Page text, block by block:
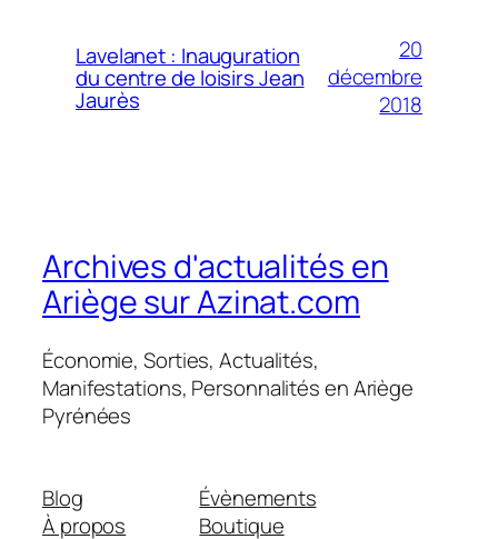
Lavelanet : Inauguration
du centre de loisirs Jean
Jaurès
20
décembre
2018
Archives d'actualités en
Ariège sur Azinat.com
Économie, Sorties, Actualités,
Manifestations, Personnalités en Ariège
Pyrénées
Blog
À propos
Évènements
Boutique